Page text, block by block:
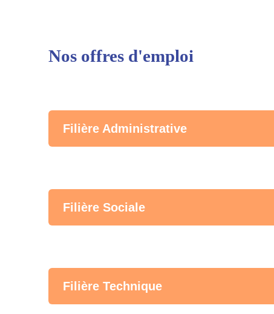
Nos offres d'emploi
Filière Administrative
Filière Sociale
Filière Technique